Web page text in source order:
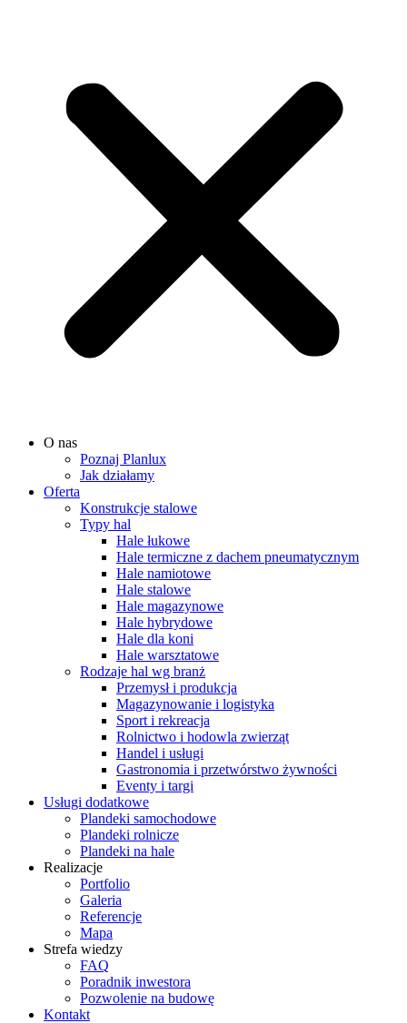
O nas
Poznaj Planlux
Jak działamy
Oferta
Konstrukcje stalowe
Typy hal
Hale łukowe
Hale termiczne z dachem pneumatycznym
Hale namiotowe
Hale stalowe
Hale magazynowe
Hale hybrydowe
Hale dla koni
Hale warsztatowe
Rodzaje hal wg branż
Przemysł i produkcja
Magazynowanie i logistyka
Sport i rekreacja
Rolnictwo i hodowla zwierząt
Handel i usługi
Gastronomia i przetwórstwo żywności
Eventy i targi
Usługi dodatkowe
Plandeki samochodowe
Plandeki rolnicze
Plandeki na hale
Realizacje
Portfolio
Galeria
Referencje
Mapa
Strefa wiedzy
FAQ
Poradnik inwestora
Pozwolenie na budowę
Kontakt